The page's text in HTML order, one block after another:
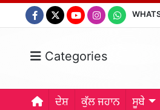
Categories
ਦੇਸ਼ ਕੁੱਲ ਜਹਾਨ ਸੂਬੇ